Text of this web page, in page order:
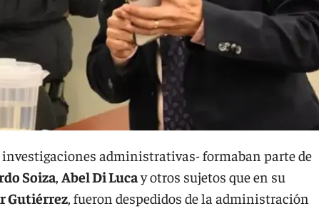
administrativas- formaban parte de
Soiza, Abel Di Lucay otros sujetos que en su
Gutiérrez, fueron despedidos de la administración